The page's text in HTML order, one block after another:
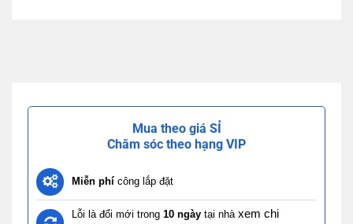
Mua theo giá SỈ
Chăm sóc theo hạng VIP
Miễn phí công lắp đặt
Lỗi là đổi mới trong 10 ngày tại nhà xem chi